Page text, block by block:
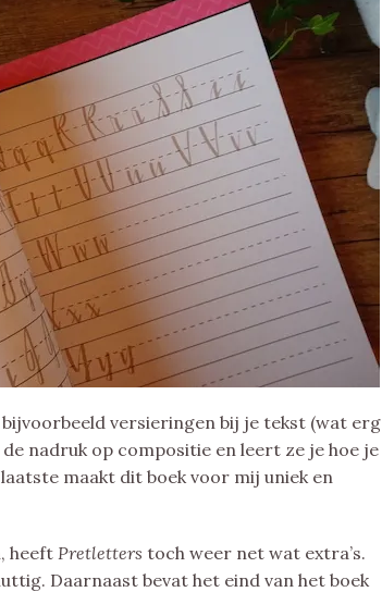
versieringen bij je tekst (wat erg
nadruk op compositie en leert ze je hoe je
maakt dit boek voor mij uniek en
heeft Pretletters toch weer net wat extra’s.
Daarnaast bevat het eind van het boek